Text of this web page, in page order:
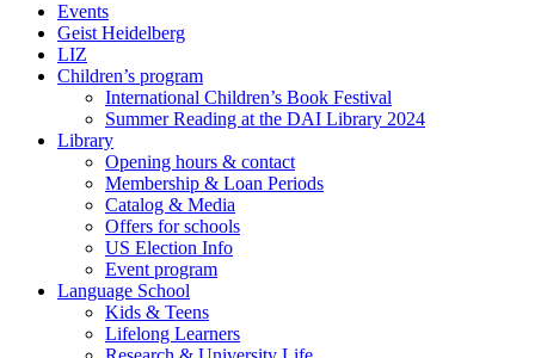
Events
Geist Heidelberg
LIZ
Children’s program
International Children’s Book Festival
Summer Reading at the DAI Library 2024
Library
Opening hours & contact
Membership & Loan Periods
Catalog & Media
Offers for schools
US Election Info
Event program
Language School
Kids & Teens
Lifelong Learners